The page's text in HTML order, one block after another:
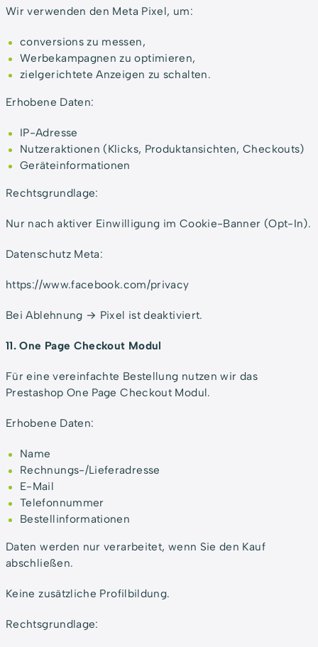
Wir verwenden den Meta Pixel, um:
conversions zu messen,
Werbekampagnen zu optimieren,
zielgerichtete Anzeigen zu schalten.
Erhobene Daten:
IP-Adresse
Nutzeraktionen (Klicks, Produktansichten, Checkouts)
Geräteinformationen
Rechtsgrundlage:
Nur nach aktiver Einwilligung im Cookie-Banner (Opt-In).
Datenschutz Meta:
https://www.facebook.com/privacy
Bei Ablehnung → Pixel ist deaktiviert.
11. One Page Checkout Modul
Für eine vereinfachte Bestellung nutzen wir das
Prestashop One Page Checkout Modul.
Erhobene Daten:
Name
Rechnungs-/Lieferadresse
E-Mail
Telefonnummer
Bestellinformationen
Daten werden nur verarbeitet, wenn Sie den Kauf
abschließen.
Keine zusätzliche Profilbildung.
Rechtsgrundlage: